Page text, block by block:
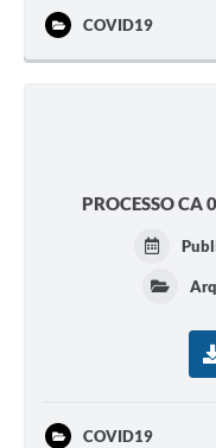
COVID19
PROCESSO CA
COVID19